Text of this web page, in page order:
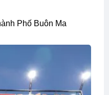
Phố Buôn Ma